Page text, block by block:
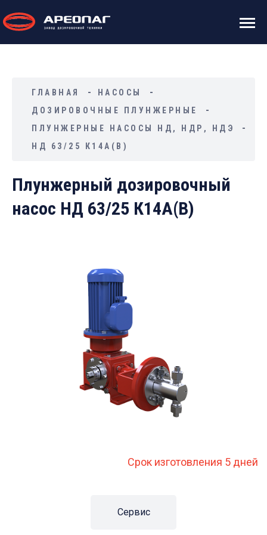
ГЛАВНАЯ
НАСОСЫ
ДОЗИРОВОЧНЫЕ ПЛУНЖЕРНЫЕ
ПЛУНЖЕРНЫЕ НАСОСЫ НД, НДР, НДЭ
НД 63/25 К14А(В)
Плунжерный дозировочный
насос НД 63/25 К14А(В)
Срок изготовления 5 дней
Сервис